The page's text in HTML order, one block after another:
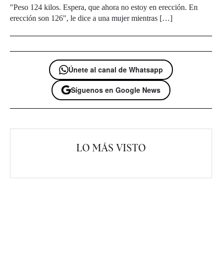
"Peso 124 kilos. Espera, que ahora no estoy en erección. En
erección son 126", le dice a una mujer mientras […]
Únete al canal de Whatsapp
Síguenos en Google News
LO MÁS VISTO